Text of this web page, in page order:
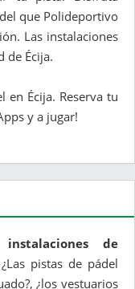
que Polideportivo
Las instalaciones
de Écija.
en Écija. Reserva tu
y a jugar!
instalaciones de
pistas de pádel
¿los vestuarios